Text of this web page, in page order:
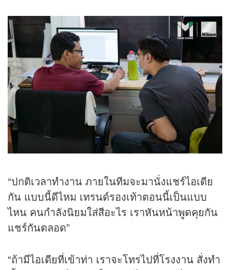
“ปกติเวลาทำงาน ภายในทีมจะมานั่งแชร์ไอเดีย
กัน แบบนี้ดีไหม เทรนด์รองเท้าตอนนี้เป็นแบบ
ไหน คนกำลังนิยมใส่สีอะไร เราหันหน้าพูดคุยกัน
แชร์กันตลอด”
“ถ้ามีไอเดียที่เข้าท่า เราจะโทรไปที่โรงงาน สั่งทำ